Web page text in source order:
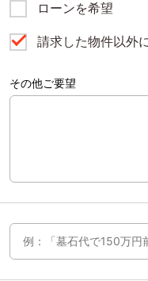
ローンを希望
請求した物件以外
その他ご要望